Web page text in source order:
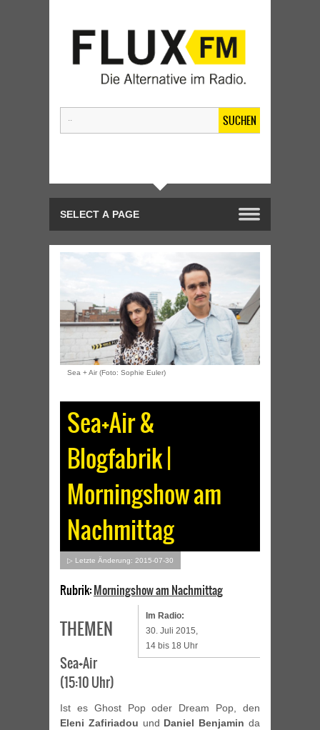
SUCHEN
Sea + Air (Foto: Sophie Euler)
Sea+Air &
Blogfabrik |
Morningshow am
Nachmittag
▷ Letzte Änderung: 2015-07-30
Rubrik:Morningshow am Nachmittag
Im Radio:
30. Juli 2015,
14 bis 18 Uhr
THEMEN
Sea+Air
(15:10 Uhr)
Ist es Ghost Pop oder Dream Pop, den
Eleni Zafiriadou und Daniel Benjamin da